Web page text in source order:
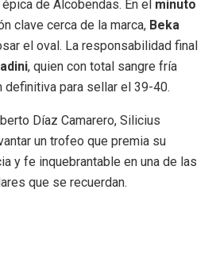
de Alcobendas. En el minuto
clave cerca de la marca, Beka
el oval . La responsabilidad final
, quien con total sangre fría
definitiva para sellar el 39-40.
Díaz Camarero, Silicius
un trofeo que premia su
y fe inquebrantable en una de las
que se recuerdan.